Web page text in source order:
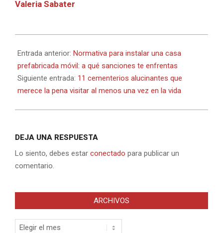
Valeria Sabater
07-
01
Entrada anterior: Normativa para instalar una casa
prefabricada móvil: a qué sanciones te enfrentas
Siguiente entrada: 11 cementerios alucinantes que
merece la pena visitar al menos una vez en la vida
DEJA UNA RESPUESTA
Lo siento, debes estar conectado para publicar un
comentario.
ARCHIVOS
Archivos